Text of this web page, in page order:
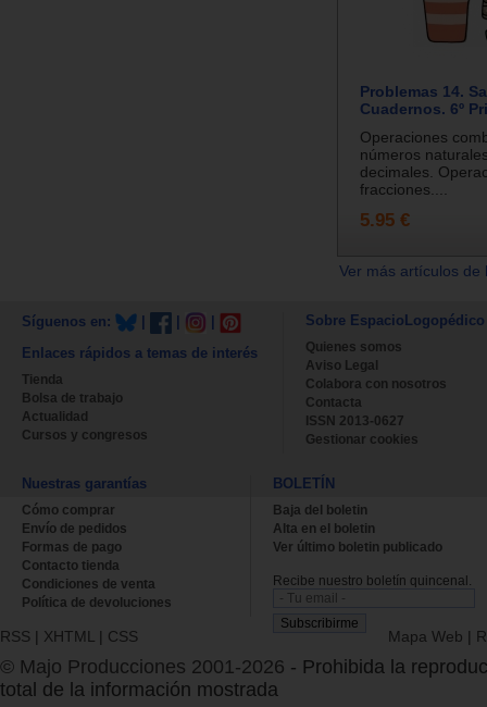
Problemas 14.
Cuadernos. 6º
Operaciones
números
decimales.
fracciones....
5.95 €
Ver más artículos
Síguenos en:
Enlaces rápidos a temas de interés
Tienda
Bolsa de trabajo
Actualidad
Cursos y congresos
Sobre EspacioLogopédico
Quienes somos
Aviso Legal
Colabora con nosotros
Contacta
ISSN 2013-0627
Gestionar cookies
Nuestras garantías
Cómo comprar
Envío de pedidos
Formas de pago
Contacto tienda
Condiciones de venta
Política de devoluciones
BOLETÍN
Baja del boletin
Alta en el boletin
Ver último boletin publicado
Recibe nuestro boletín quincenal.
RSS | XHTML | CSS Mapa Web |
© Majo Producciones 2001-2026 - Prohibida la
total de la información mostrada